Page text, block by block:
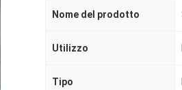
Nome del prodotto
Utilizzo
Tipo